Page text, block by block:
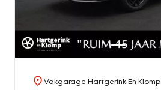
Vakgarage Hartgerink En Klomp